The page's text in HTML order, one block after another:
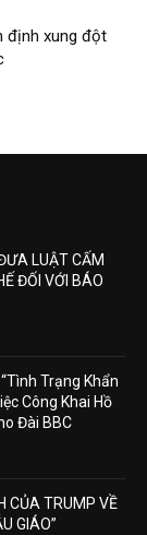
định xung đột
LUẬT CẤM
ĐỐI VỚI BÁO
Trạng Khẩn
Công Khai Hồ
Đài BBC
CỦA TRUMP VỀ
GIÁO”